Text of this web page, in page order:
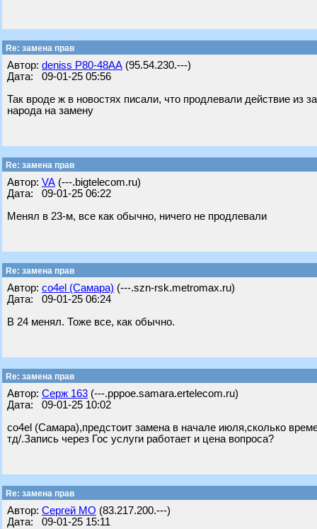
Re: замена прав
Автор: deniss Р80-48АА (95.54.230.---)
Дата: 09-01-25 05:56
Так вроде ж в новостях писали, что продлевали действие из
народа на замену
Re: замена прав
Автор: VA (---.bigtelecom.ru)
Дата: 09-01-25 06:22
Менял в 23-м, все как обычно, ничего не продлевали
Re: замена прав
Автор: co4el (Самара) (---.szn-rsk.metromax.ru)
Дата: 09-01-25 06:24
В 24 менял. Тоже все, как обычно.
Re: замена прав
Автор: Серж 163 (---.pppoe.samara.ertelecom.ru)
Дата: 09-01-25 10:02
co4el (Самара),предстоит замена в начале июля,сколько
тд/.Запись через Гос услуги работает и цена вопроса?
Re: замена прав
Автор: Сергей МО (83.217.200.---)
Дата: 09-01-25 15:11